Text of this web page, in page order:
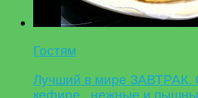
Гостям
Лучший в мире ЗАВТРАК.
кефире , нежные и